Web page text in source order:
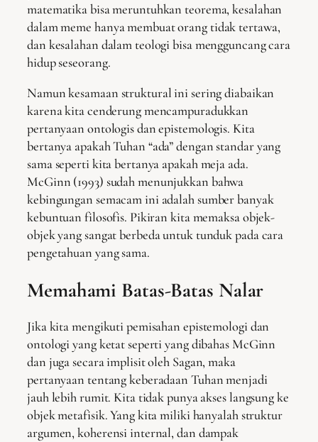
matematika bisa meruntuhkan teorema, kesalahan
dalam meme hanya membuat orang tidak tertawa,
dan kesalahan dalam teologi bisa mengguncang cara
hidup seseorang.
Namun kesamaan struktural ini sering diabaikan
karena kita cenderung mencampuradukkan
pertanyaan ontologis dan epistemologis. Kita
bertanya apakah Tuhan “ada” dengan standar yang
sama seperti kita bertanya apakah meja ada.
McGinn (1993) sudah menunjukkan bahwa
kebingungan semacam ini adalah sumber banyak
kebuntuan filosofis. Pikiran kita memaksa objek-
objek yang sangat berbeda untuk tunduk pada cara
pengetahuan yang sama.
Memahami Batas-Batas Nalar
Jika kita mengikuti pemisahan epistemologi dan
ontologi yang ketat seperti yang dibahas McGinn
dan juga secara implisit oleh Sagan, maka
pertanyaan tentang keberadaan Tuhan menjadi
jauh lebih rumit. Kita tidak punya akses langsung ke
objek metafisik. Yang kita miliki hanyalah struktur
argumen, koherensi internal, dan dampak